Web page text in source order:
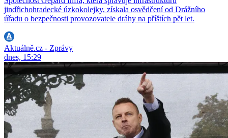
jindřichohradecké úzkokolejky, získala osvědčení od Drážního
úřadu o bezpečnosti provozovatele dráhy na příštích pět let.
Aktuálně.cz - Zprávy
dnes, 15:29